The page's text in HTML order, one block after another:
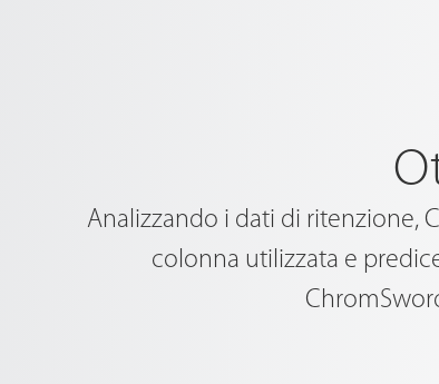
Analizzando i dati di ritenzione,
colonna utilizzata e